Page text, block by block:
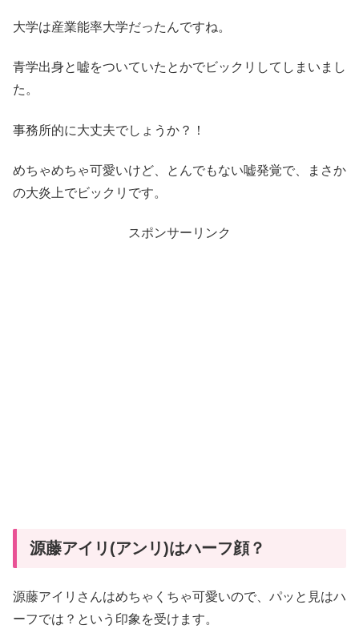
大学は産業能率大学だったんですね。
青学出身と嘘をついていたとかでビックリしてしまいまし
た。
事務所的に大丈夫でしょうか？！
めちゃめちゃ可愛いけど、とんでもない嘘発覚で、まさか
の大炎上でビックリです。
スポンサーリンク
源藤アイリ(アンリ)はハーフ顔？
源藤アイリさんはめちゃくちゃ可愛いので、パッと見はハ
ーフでは？という印象を受けます。